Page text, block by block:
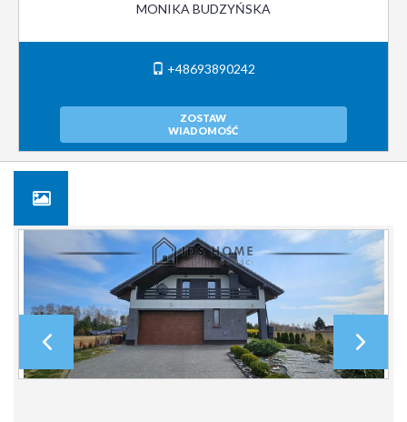
MONIKA BUDZYŃSKA
+48693890242
ZOSTAW
WIADOMOŚĆ